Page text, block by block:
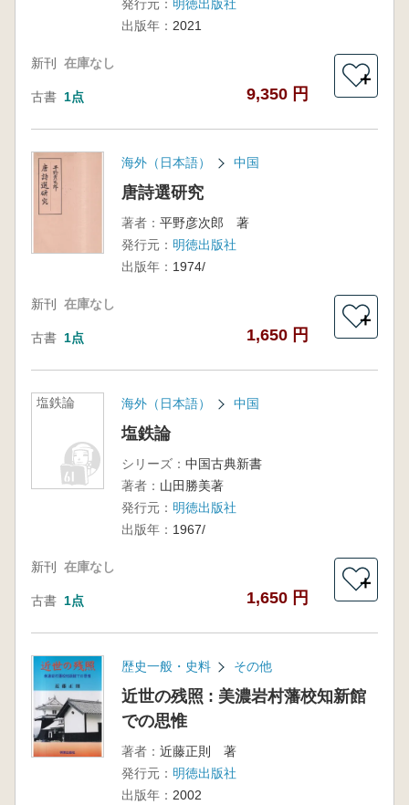
発行元： 明徳出版社
出版年： 2021
新刊 在庫なし
古書 1点 9,350 円
＋
海外（日本語） 中国
唐詩選研究
著者： 平野彦次郎 著
発行元： 明徳出版社
出版年： 1974/
新刊 在庫なし
古書 1点 1,650 円
＋
塩鉄論 海外（日本語） 中国
塩鉄論
シリーズ： 中国古典新書
著者： 山田勝美著
発行元： 明徳出版社
出版年： 1967/
新刊 在庫なし
古書 1点 1,650 円
＋
歴史一般・史料 その他
近世の残照 : 美濃岩村藩校知新館
での思惟
著者： 近藤正則 著
発行元： 明徳出版社
出版年： 2002